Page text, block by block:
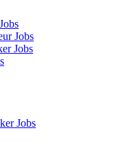
Jobs
Jobs
Jobs